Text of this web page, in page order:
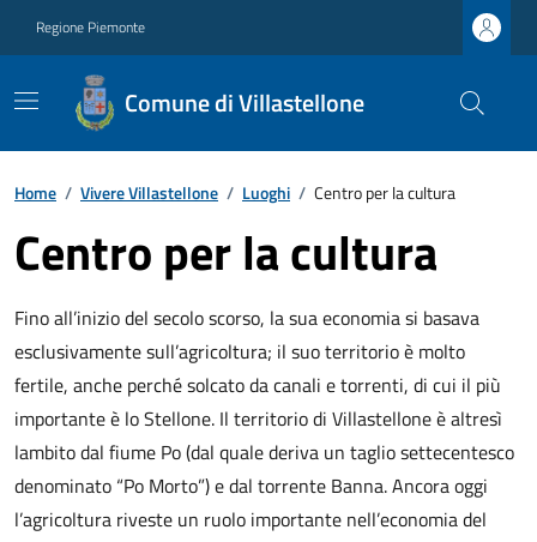
Regione Piemonte
Comune di Villastellone
Home / Vivere Villastellone / Luoghi / Centro per la cultura
Centro per la cultura
Fino all’inizio del secolo scorso, la sua economia si basava
esclusivamente sull’agricoltura; il suo territorio è molto
fertile, anche perché solcato da canali e torrenti, di cui il più
importante è lo Stellone. Il territorio di Villastellone è altresì
lambito dal fiume Po (dal quale deriva un taglio settecentesco
denominato “Po Morto”) e dal torrente Banna. Ancora oggi
l’agricoltura riveste un ruolo importante nell’economia del